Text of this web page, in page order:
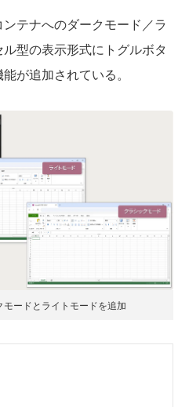
テナへのダークモード／ラ
型の表示形式にトグルボタ
が追加されている。
ードとライトモードを追加